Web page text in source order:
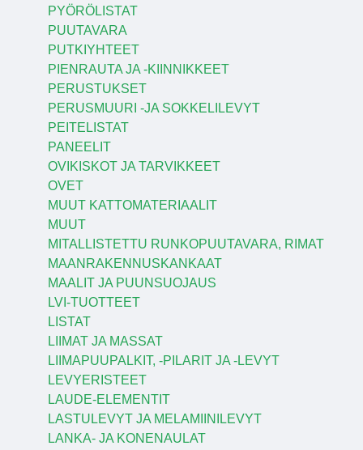
PYÖRÖLISTAT
PUUTAVARA
PUTKIYHTEET
PIENRAUTA JA -KIINNIKKEET
PERUSTUKSET
PERUSMUURI -JA SOKKELILEVYT
PEITELISTAT
PANEELIT
OVIKISKOT JA TARVIKKEET
OVET
MUUT KATTOMATERIAALIT
MUUT
MITALLISTETTU RUNKOPUUTAVARA, RIMAT
MAANRAKENNUSKANKAAT
MAALIT JA PUUNSUOJAUS
LVI-TUOTTEET
LISTAT
LIIMAT JA MASSAT
LIIMAPUUPALKIT, -PILARIT JA -LEVYT
LEVYERISTEET
LAUDE-ELEMENTIT
LASTULEVYT JA MELAMIINILEVYT
LANKA- JA KONENAULAT